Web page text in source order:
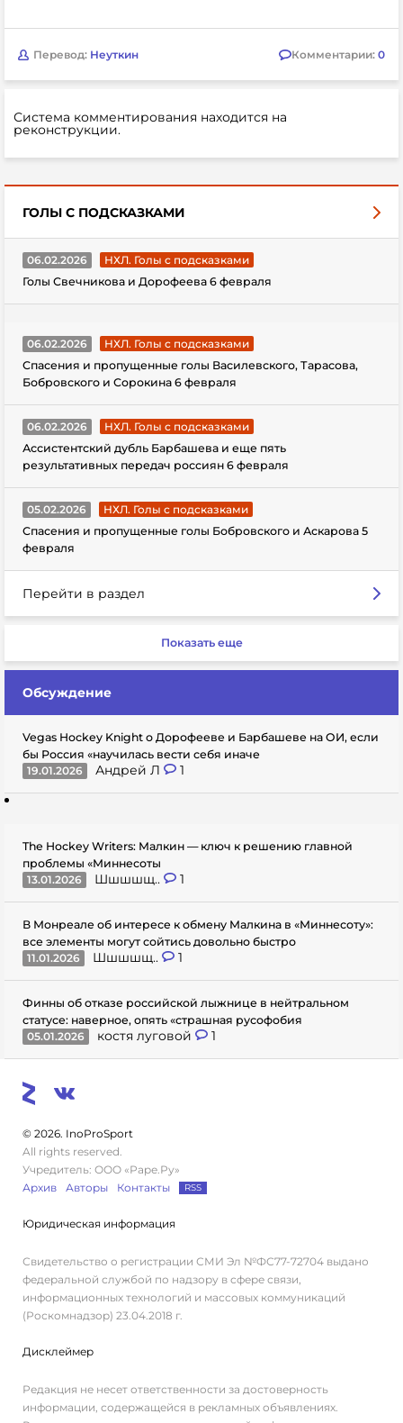
Перевод: Неуткин Комментарии: 0
Система комментирования находится на
реконструкции.
ГОЛЫ С ПОДСКАЗКАМИ
06.02.2026
НХЛ. Голы с подсказками
Голы Свечникова и Дорофеева 6 февраля
06.02.2026
НХЛ. Голы с подсказками
Спасения и пропущенные голы Василевского, Тарасова,
Бобровского и Сорокина 6 февраля
06.02.2026
НХЛ. Голы с подсказками
Ассистентский дубль Барбашева и еще пять
результативных передач россиян 6 февраля
05.02.2026
НХЛ. Голы с подсказками
Спасения и пропущенные голы Бобровского и Аскарова 5
февраля
Перейти в раздел
Показать еще
Обсуждение
Vegas Hockey Knight о Дорофееве и Барбашеве на ОИ, если
бы Россия «научилась вести себя иначе
19.01.2026
Андрей Л 1
The Hockey Writers: Малкин — ключ к решению главной
проблемы «Миннесоты
13.01.2026
Шшшшщ.. 1
В Монреале об интересе к обмену Малкина в «Миннесоту»:
все элементы могут сойтись довольно быстро
11.01.2026
Шшшшщ.. 1
Финны об отказе российской лыжнице в нейтральном
статусе: наверное, опять «страшная русофобия
05.01.2026
костя луговой 1
© 2026. InoProSport
All rights reserved.
Учредитель: ООО «Раре.Ру»
Архив
Авторы Контакты RSS
Юридическая информация
Свидетельство о регистрации СМИ Эл №ФС77-72704 выдано
федеральной службой по надзору в сфере связи,
информационных технологий и массовых коммуникаций
(Роскомнадзор) 23.04.2018 г.
Дисклеймер
Редакция не несет ответственности за достоверность
информации, содержащейся в рекламных объявлениях.